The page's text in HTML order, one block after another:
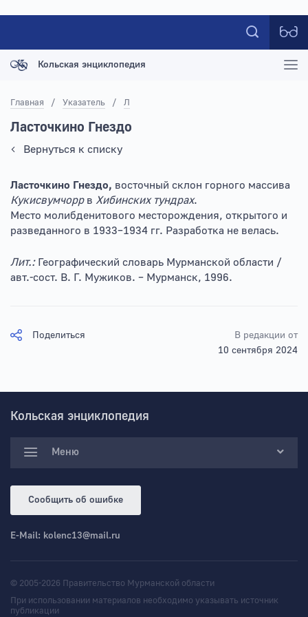
Кольская энциклопедия
Главная / Указатель / Л
Ласточкино Гнездо
Вернуться к списку
Ласточкино Гнездо, восточный склон горного массива
Кукисвумчорр в Хибинских тундрах.
Место молибденитового месторождения, открытого и
разведанного в 1933–1934 гг. Разработка не велась.
Лит.: Географический словарь Мурманской области /
авт.-сост. В. Г. Мужиков. – Мурманск, 1996.
Поделиться
В редакции от
10 сентября 2024
Кольская энциклопедия
Меню
Сообщить об ошибке
E-Mail: kolenc13@mail.ru
© 2005-2026 Правительство Мурманской области
При использовании материалов необходимо указывать источник
публикации